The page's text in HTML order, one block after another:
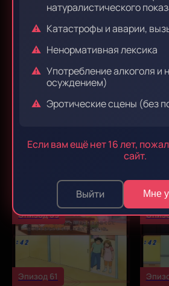
натуралистического
Катастрофы и аварии,
Ненормативная лексика
Употребление алкоголя и
осуждением)
Эротические сцены (без
Если вам ещё нет 16 лет,
сайт.
Выйти Мне
Эпизод 53
Эпизод 55
Эпизод 59
Эпизод 61